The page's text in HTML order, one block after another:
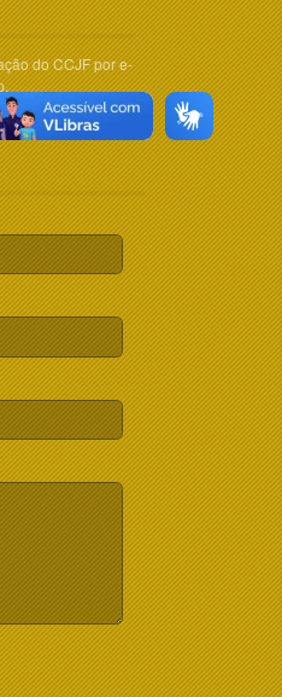
do CCJF por e-